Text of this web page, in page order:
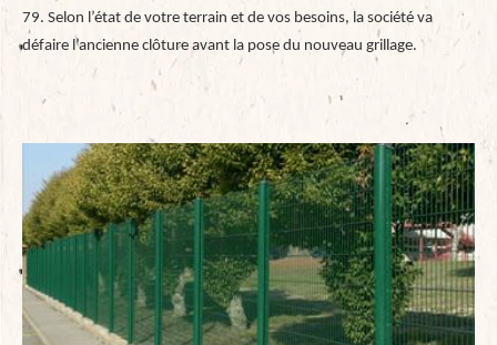
79. Selon l’état de votre terrain et de vos besoins, la société va
défaire l’ancienne clôture avant la pose du nouveau grillage.